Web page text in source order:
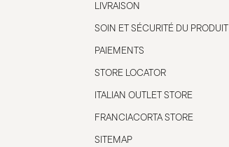
LIVRAISON
SOIN ET SÉCURITÉ DU PRODUIT
PAIEMENTS
STORE LOCATOR
ITALIAN OUTLET STORE
FRANCIACORTA STORE
SITEMAP